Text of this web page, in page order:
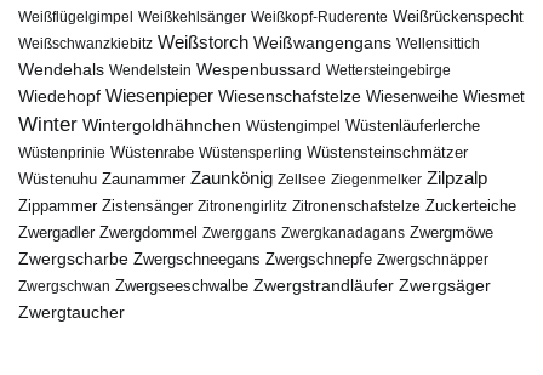
Weißflügelgimpel Weißkehlsänger Weißkopf-Ruderente Weißrückenspecht
Weißschwanzkiebitz Weißstorch Weißwangengans Wellensittich
Wendehals Wendelstein Wespenbussard Wettersteingebirge
Wiedehopf Wiesenpieper Wiesenschafstelze Wiesenweihe Wiesmet
Winter Wintergoldhähnchen Wüstengimpel Wüstenläuferlerche
Wüstenprinie Wüstenrabe Wüstensperling Wüstensteinschmätzer
Wüstenuhu Zaunammer Zaunkönig Zellsee Ziegenmelker Zilpzalp
Zippammer Zistensänger Zitronengirlitz Zitronenschafstelze Zuckerteiche
Zwergadler Zwergdommel Zwerggans Zwergkanadagans Zwergmöwe
Zwergscharbe Zwergschneegans Zwergschnepfe Zwergschnäpper
Zwergschwan Zwergseeschwalbe Zwergstrandläufer Zwergsäger
Zwergtaucher